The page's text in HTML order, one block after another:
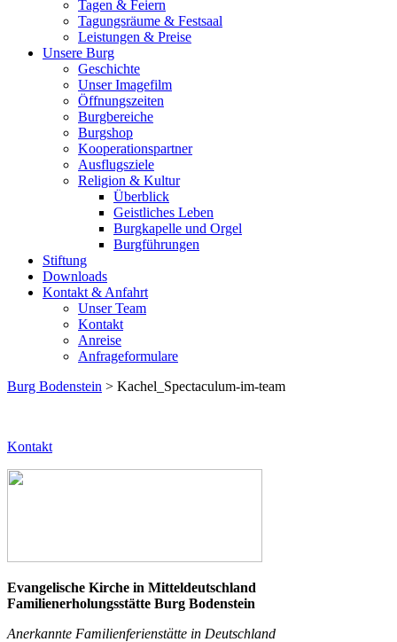
Tagen & Feiern
Tagungsräume & Festsaal
Leistungen & Preise
Unsere Burg
Geschichte
Unser Imagefilm
Öffnungszeiten
Burgbereiche
Burgshop
Kooperationspartner
Ausflugsziele
Religion & Kultur
Überblick
Geistliches Leben
Burgkapelle und Orgel
Burgführungen
Stiftung
Downloads
Kontakt & Anfahrt
Unser Team
Kontakt
Anreise
Anfrageformulare
Burg Bodenstein > Kachel_Spectaculum-im-team
Kontakt
Evangelische Kirche in Mitteldeutschland
Familienerholungsstätte Burg Bodenstein
Anerkannte Familienferienstätte in Deutschland